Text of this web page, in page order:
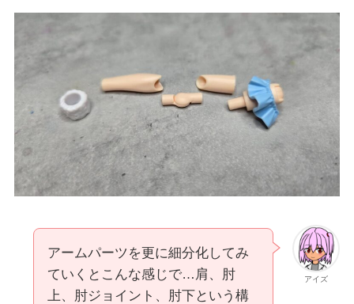
アイズ
アームパーツを更に細分化してみ
ていくとこんな感じで…肩、肘
上、肘ジョイント、肘下という構